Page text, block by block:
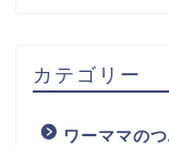
カテゴリー
ワーママの